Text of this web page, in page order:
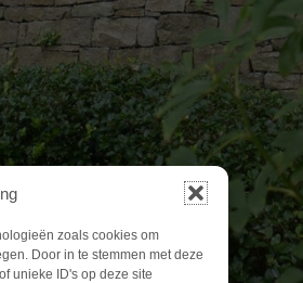
zoals cookies om
Door in te stemmen met deze
unieke ID's op deze site